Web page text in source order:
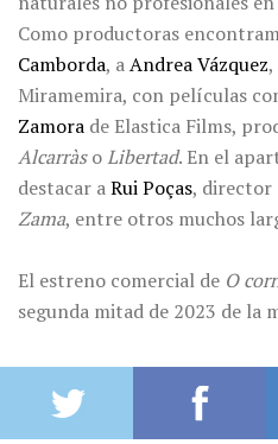
Como productoras
Camborda, aAndrea Vázquez
Miramemira, con películas
Zamora de Elastica Films,
AlcarràsoLibertad. En el
destacar aRui Poças, director
Zama, entre otros muchos
El estreno comercial de O
segunda mitad de 2023 de la